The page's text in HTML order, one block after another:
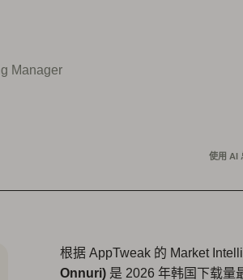
Manager
使用 AI
根据 AppTweak 的 Market
Onnuri) 是 2026 年韩国下载量